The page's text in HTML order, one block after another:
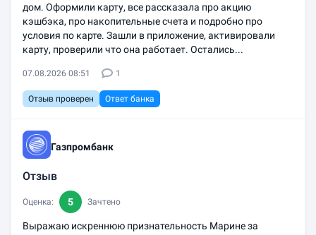
дом. Оформили карту, все рассказала про акцию
кэшбэка, про накопительные счета и подробно про
условия по карте. Зашли в приложение, активировали
карту, проверили что она работает. Остались...
07.08.2026 08:51 1
Отзыв проверен Ответ банка
Отзыв
Газпромбанк
Оценка: 5 Зачтено
Выражаю искреннюю признательность Марине за